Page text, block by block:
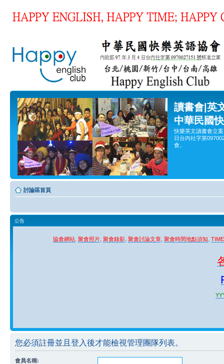
讀書會|英
中華民國
快樂英文讀書會立
日台內社字第
會。
討論區首頁
公告
協會網站 聚會照片 聚會錄影 聚會討論文章 聚會時間地點須知
您必須註冊並且登入後才能檢視管理團隊列表。
會員名稱: